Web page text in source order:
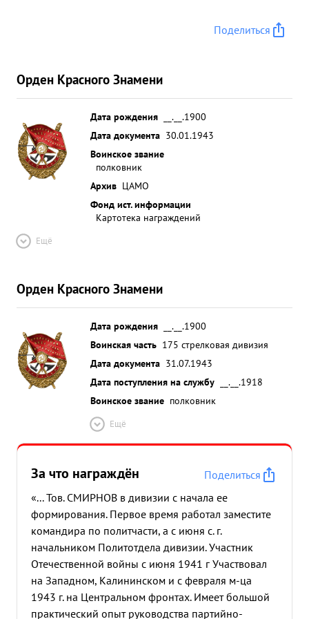
Поделиться
Орден Красного Знамени
Дата рождения
__.__.1900
Дата документа 30.01.1943
Воинское звание
полковник
Архив ЦАМО
Фонд ист. информации
Картотека награждений
Ещё
Орден Красного Знамени
Дата рождения
__.__.1900
Воинская часть 175 стрелковая дивизия
Дата документа 31.07.1943
Дата поступления на службу
__.__.1918
Воинское звание полковник
Ещё
За что награждён
Поделиться
«... Тов. СМИРНОВ в дивизии с начала ее
формирования. Первое время работал заместите
командира по политчасти, а с июня с. г.
начальником Политотдела дивизии. Участник
Отечественной войны с июня 1941 г Участвовал
на Западном, Калининском и с февраля м-ца
1943 г. на Центральном фронтах. Имеет большой
практический опыт руководства партийно-